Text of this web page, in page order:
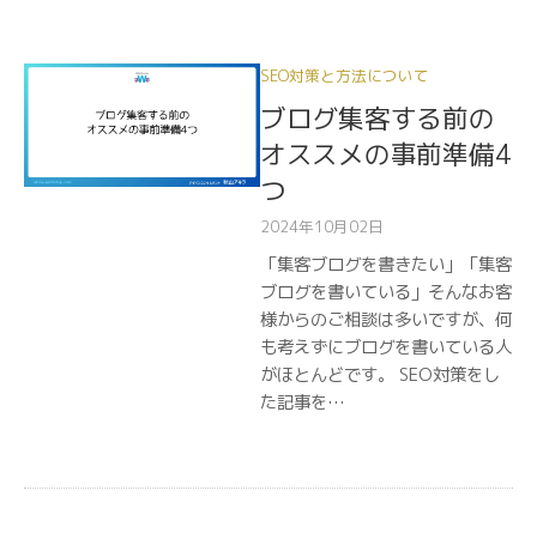
SEO対策と方法について
ブログ集客する前の
オススメの事前準備4
つ
2024年10月02日
「集客ブログを書きたい」「集客
ブログを書いている」そんなお客
様からのご相談は多いですが、何
も考えずにブログを書いている人
がほとんどです。 SEO対策をし
た記事を…